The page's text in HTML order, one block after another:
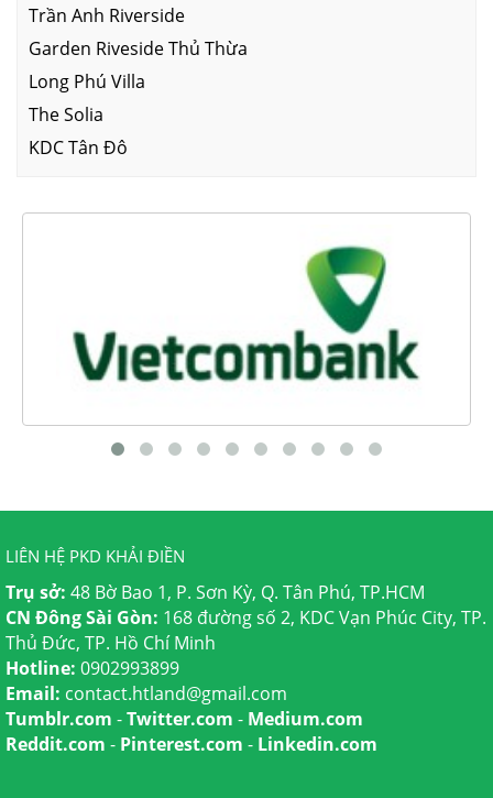
Trần Anh Riverside
Garden Riveside Thủ Thừa
Long Phú Villa
The Solia
KDC Tân Đô
LIÊN HỆ PKD KHẢI ĐIỀN
Trụ sở: 48 Bờ Bao 1, P. Sơn Kỳ, Q. Tân Phú, TP.HCM
CN Đông Sài Gòn: 168 đường số 2, KDC Vạn Phúc City, TP.
Thủ Đức, TP. Hồ Chí Minh
Hotline: 0902993899
Email: contact.htland@gmail.com
Tumblr.com -Twitter.com - Medium.com
Reddit.com - Pinterest.com - Linkedin.com